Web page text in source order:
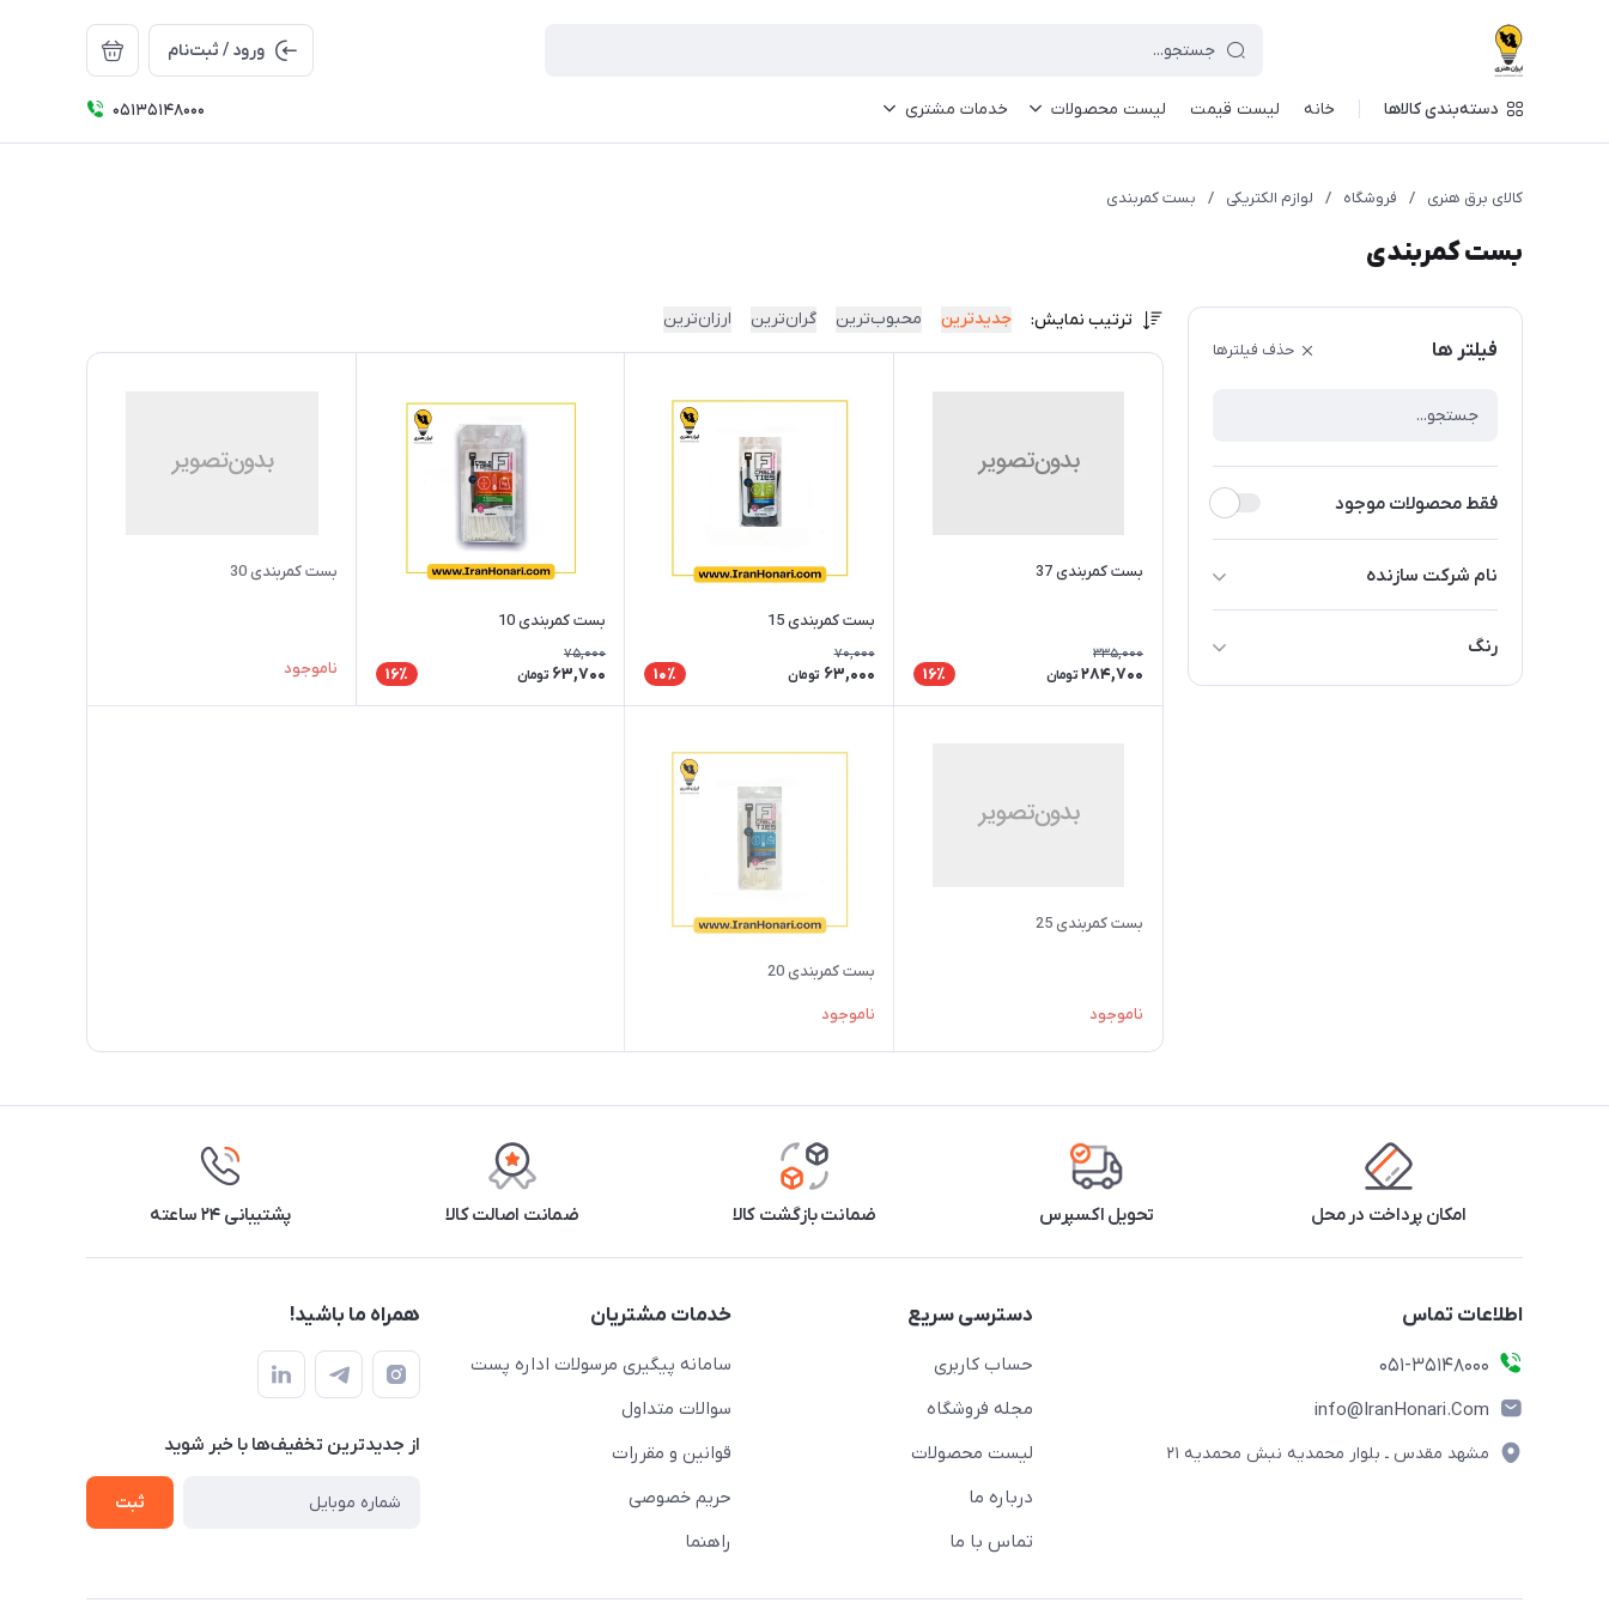
ورود / ثبت‌نام
دسته‌بندی کالاها خانه لیست قیمت لیست محصولات خدمات مشتری 05135148000
کالای برق هنری / فروشگاه / لوازم الکتریکی / بست کمربندی
بست کمربندی
فیلتر ها حذف فیلترها
فقط محصولات موجود
نام شرکت سازنده
رنگ
سفید
ترتیب نمایش: جدیدترین محبوب‌ترین گران‌ترین ارزان‌ترین
بست کمربندی 37
335,000
284,700 تومان 16٪
بست کمربندی 15
70,000
63,000 تومان 10٪
بست کمربندی 10
75,000
63,700 تومان 16٪
بست کمربندی 30
ناموجود
بست کمربندی 25
ناموجود
بست کمربندی 20
ناموجود
امکان پرداخت در محل تحویل اکسپرس ضمانت بازگشت کالا ضمانت اصالت کالا پشتیبانی ۲۴ ساعته
اطلاعات تماس
۰۵۱-۳۵۱۴۸۰۰۰
info@IranHonari.Com
مشهد مقدس ـ بلوار محمدیه نبش محمدیه ۲۱
دسترسی سریع
حساب کاربری
مجله فروشگاه
لیست محصولات
درباره ما
تماس با ما
خدمات مشتریان
سامانه پیگیری مرسولات اداره پست
سوالات متداول
قوانین و مقررات
حریم خصوصی
راهنما
همراه ما باشید!
از جدید‌ترین تخفیف‌ها با‌ خبر شوید
ثبت